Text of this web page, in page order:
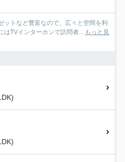
ットなど豊富なので、広々と空間を利
はTVインターホンで訪問者... もっと見